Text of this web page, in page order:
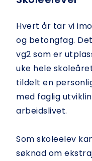
Hvert år tar vi
og betongfag.
vg2 som er
uke hele
tildelt en
med faglig
arbeidslivet.
Som skoleelev
søknad om